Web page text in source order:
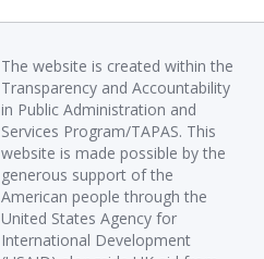
The website is created within the
Transparency and Accountability
in Public Administration and
Services Program/TAPAS. This
website is made possible by the
generous support of the
American people through the
United States Agency for
International Development